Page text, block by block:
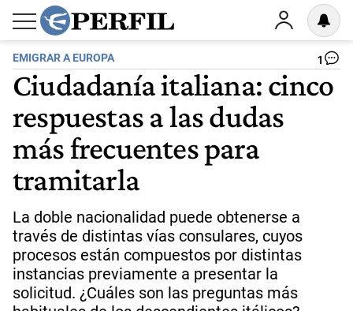
EMIGRAR A EUROPA 1
Ciudadanía italiana: cinco
respuestas a las dudas
más frecuentes para
tramitarla
La doble nacionalidad puede obtenerse a
través de distintas vías consulares, cuyos
procesos están compuestos por distintas
instancias previamente a presentar la
solicitud. ¿Cuáles son las preguntas más